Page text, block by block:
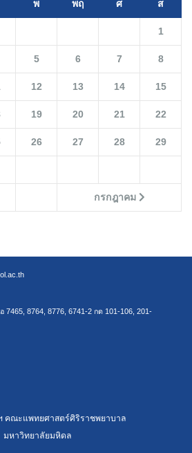
พ พฤ ศ ส
กรกฎาคม
1
5 6 7 8
12 13 14 15
19 20 21 22
26 27 28 29
7465, 8764, 8776, 6741-2 กด 101-106, 201-
ณะแพทยศาสตร์ศิริราชพยาบาล
มหาวิทยาลัยมหิดล